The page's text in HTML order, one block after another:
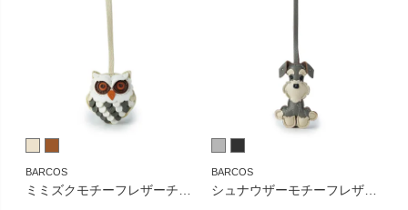
BARCOS
ミミズクモチーフレザーチ
BARCOS
シュナウザーモチーフレザ